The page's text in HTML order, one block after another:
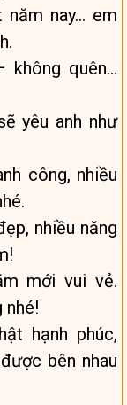
năm nay… em
không quên…
yêu anh như
công, nhiều
nhiều năng
mới vui vẻ.
nhé!
hạnh phúc,
bên nhau